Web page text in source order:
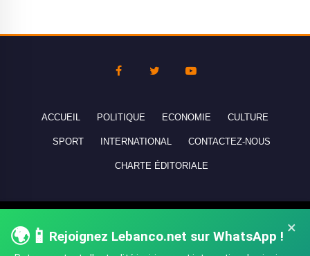
×
🌍📱 Rejoignez Lebanco.net sur WhatsApp !
ACCUEIL POLITIQUE ECONOMIE CULTURE
SPORT INTERNATIONAL CONTACTEZ-NOUS
CHARTE ÉDITORIALE
réservés - All rights reserved.